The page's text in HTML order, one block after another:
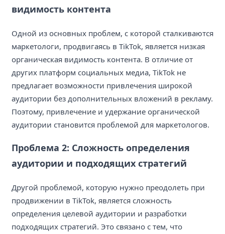
видимость контента
Одной из основных проблем, с которой сталкиваются
маркетологи, продвигаясь в TikTok, является низкая
органическая видимость контента. В отличие от
других платформ социальных медиа, TikTok не
предлагает возможности привлечения широкой
аудитории без дополнительных вложений в рекламу.
Поэтому, привлечение и удержание органической
аудитории становится проблемой для маркетологов.
Проблема 2: Сложность определения
аудитории и подходящих стратегий
Другой проблемой, которую нужно преодолеть при
продвижении в TikTok, является сложность
определения целевой аудитории и разработки
подходящих стратегий. Это связано с тем, что